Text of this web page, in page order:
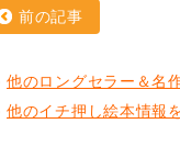
前の記事
他のロングセラー＆名
他のイチ押し絵本情報